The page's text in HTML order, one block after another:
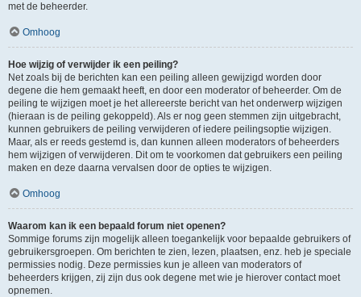
met de beheerder.
Omhoog
Hoe wijzig of verwijder ik een peiling?
Net zoals bij de berichten kan een peiling alleen gewijzigd worden door
degene die hem gemaakt heeft, en door een moderator of beheerder. Om de
peiling te wijzigen moet je het allereerste bericht van het onderwerp wijzigen
(hieraan is de peiling gekoppeld). Als er nog geen stemmen zijn uitgebracht,
kunnen gebruikers de peiling verwijderen of iedere peilingsoptie wijzigen.
Maar, als er reeds gestemd is, dan kunnen alleen moderators of beheerders
hem wijzigen of verwijderen. Dit om te voorkomen dat gebruikers een peiling
maken en deze daarna vervalsen door de opties te wijzigen.
Omhoog
Waarom kan ik een bepaald forum niet openen?
Sommige forums zijn mogelijk alleen toegankelijk voor bepaalde gebruikers of
gebruikersgroepen. Om berichten te zien, lezen, plaatsen, enz. heb je speciale
permissies nodig. Deze permissies kun je alleen van moderators of
beheerders krijgen, zij zijn dus ook degene met wie je hierover contact moet
opnemen.